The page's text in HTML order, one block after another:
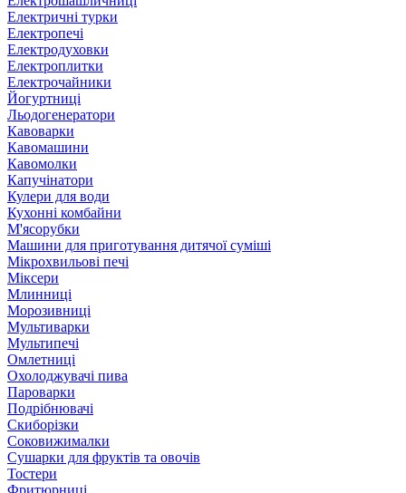
Електричні турки
Електропечі
Електродуховки
Електроплитки
Електрочайники
Йогуртниці
Льодогенератори
Кавоварки
Кавомашини
Кавомолки
Капучінатори
Кулери для води
Кухонні комбайни
М'ясорубки
Машини для приготування дитячої суміші
Мікрохвильові печі
Міксери
Млинниці
Морозивниці
Мультиварки
Мультипечі
Омлетниці
Охолоджувачі пива
Пароварки
Подрібнювачі
Скиборізки
Соковижималки
Сушарки для фруктів та овочів
Тостери
Фритюрниці